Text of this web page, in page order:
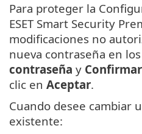
Para proteger la
ESET Smart Security
modificaciones no
nueva contraseña en
contraseña y
clic en Aceptar.
Cuando desee cambiar
existente: